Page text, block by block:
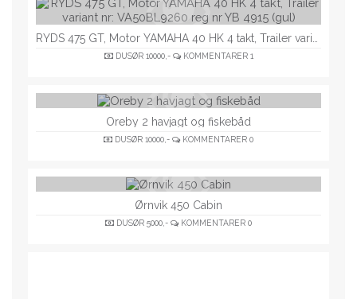
DUSØR 10000,- KOMMENTARER 1
Oreby 2 havjagt og fiskebåd
DUSØR 10000,- KOMMENTARER 0
Ørnvik 450 Cabin
DUSØR 5000,- KOMMENTARER 0